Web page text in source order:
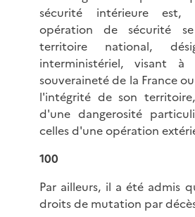
sécurité intérieure
opération de sécurité
territoire national,
interministériel, visant
souveraineté de la France
l'intégrité de son
d'une dangerosité
celles d'une opération
100
Par ailleurs, il a été admis
droits de mutation par